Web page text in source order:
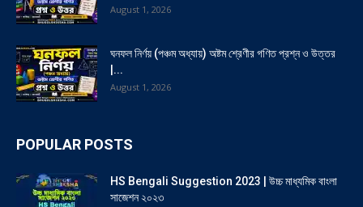
August 1, 2026
ঘনফল নির্ণয় (পঞ্চম অধ্যায়) অষ্টম শ্রেণীর গণিত প্রশ্ন ও উত্তর
|...
August 1, 2026
POPULAR POSTS
HS Bengali Suggestion 2023 | উচ্চ মাধ্যমিক বাংলা
সাজেশন ২০২৩